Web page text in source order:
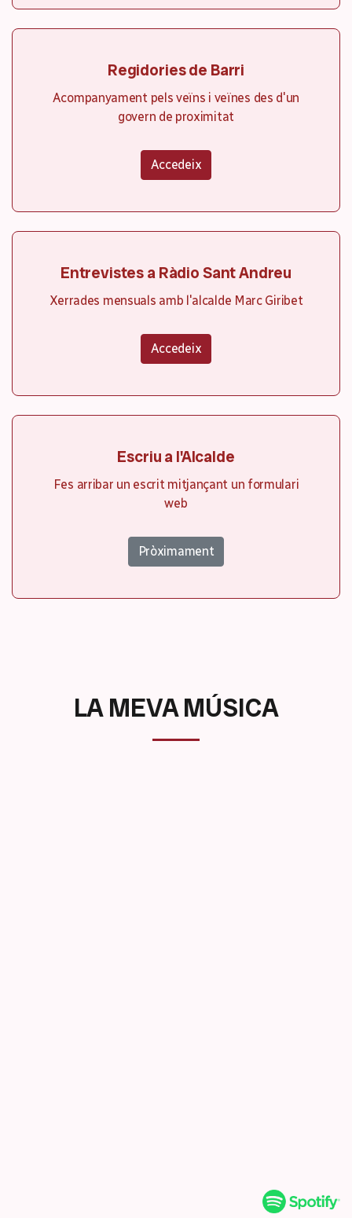
Regidories de Barri
Acompanyament pels veïns i veïnes des d'un
govern de proximitat
Accedeix
Entrevistes a Ràdio Sant Andreu
Xerrades mensuals amb l'alcalde Marc Giribet
Accedeix
Escriu a l'Alcalde
Fes arribar un escrit mitjançant un formulari
web
Pròximament
LA MEVA MÚSICA